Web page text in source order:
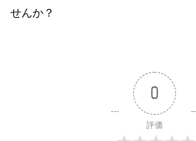
せんか？
0
評価